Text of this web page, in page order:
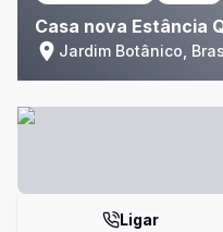
Casa nova Estância
Jardim Botânico,
Ligar